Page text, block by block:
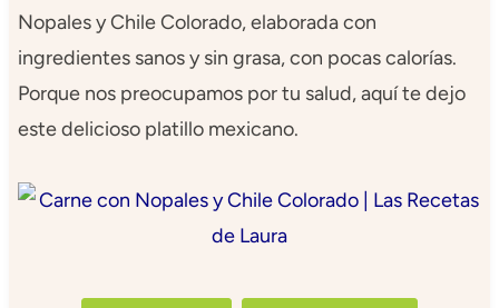
Nopales y Chile Colorado, elaborada con
ingredientes sanos y sin grasa, con pocas calorías.
Porque nos preocupamos por tu salud, aquí te dejo
este delicioso platillo mexicano.